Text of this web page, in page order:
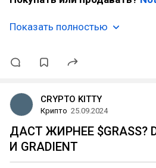
Показать полностью
CRYPTO KITTY
Крипто 25.09.2024
ДАСТ ЖИРНЕЕ $GRASS?
И GRADIENT